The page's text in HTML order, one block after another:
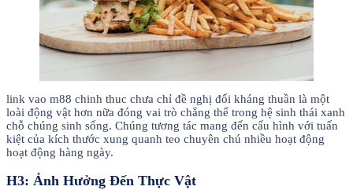
link vao m88 chinh thuc chưa chỉ đề nghị đối kháng thuần là một
loài động vật hơn nữa đóng vai trò chẳng thể trong hệ sinh thái xanh
chỗ chúng sinh sống. Chúng tương tác mang đến cấu hình với tuấn
kiệt của kích thước xung quanh teo chuyên chú nhiều hoạt động
hoạt động hàng ngày.
H3: Ảnh Hưởng Đến Thực Vật